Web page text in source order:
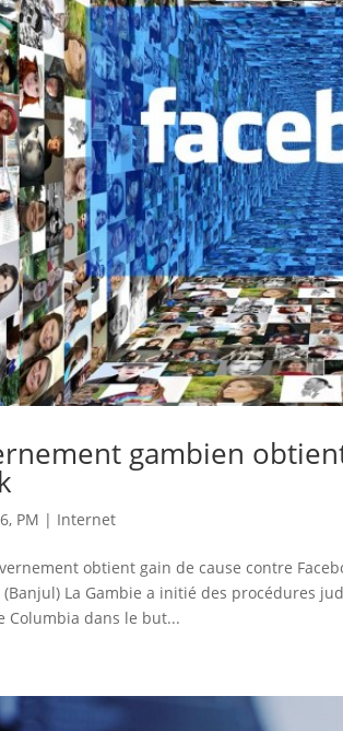
gambien
PM | Internet
obtient gain de cause contre
La Gambie a initié des procédures
Columbia dans le but...